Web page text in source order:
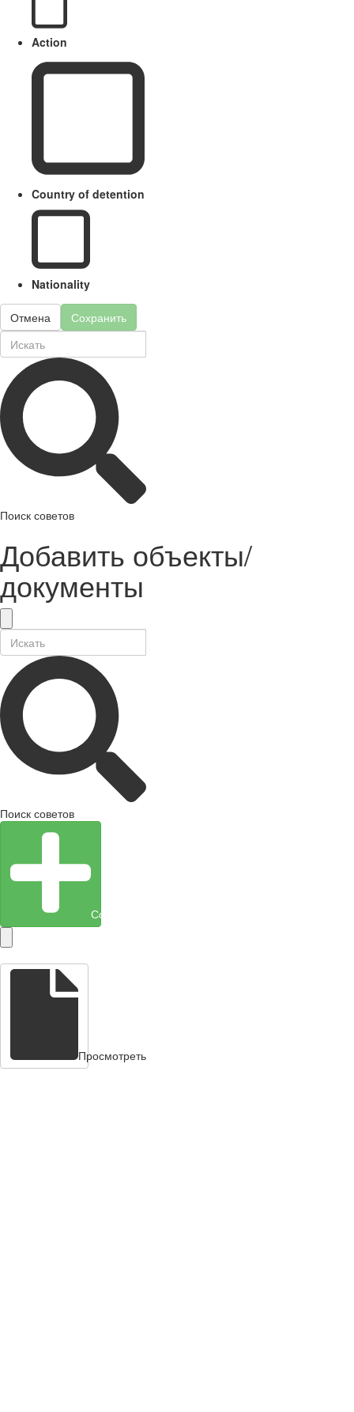
Action
Country of detention
Nationality
Отмена Сохранить
Поиск советов
Добавить объекты/
документы
Поиск советов
Создать объект
Просмотреть